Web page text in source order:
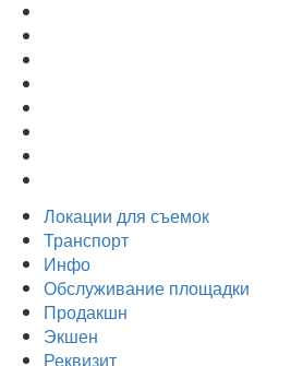
Локации для съемок
Транспорт
Инфо
Обслуживание площадки
Продакшн
Экшен
Реквизит